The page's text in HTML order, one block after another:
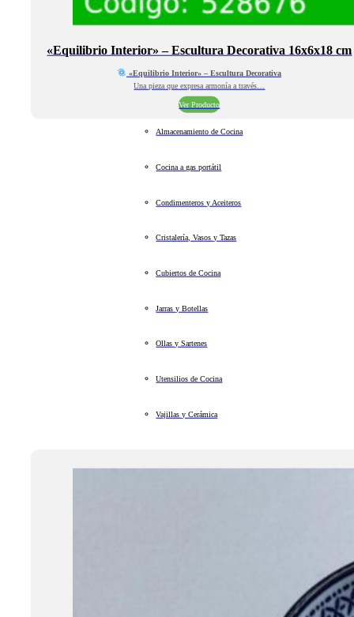
«Equilibrio Interior» – Escultura Decorativa 16x6x18 cm
«Equilibrio Interior» – Escultura Decorativa
Una pieza que expresa armonía a través…
Ver Producto
Almacenamiento de Cocina
Cocina a gas portátil
Condimenteros y Aceiteros
Cristalería, Vasos y Tazas
Cubiertos de Cocina
Jarras y Botellas
Ollas y Sartenes
Utensilios de Cocina
Vajillas y Cerámica